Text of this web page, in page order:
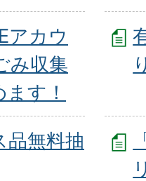
アカウ
み収集
す！
品無料抽